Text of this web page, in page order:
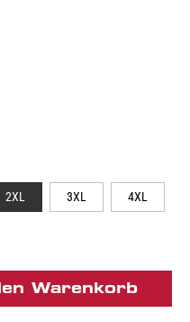
2XL 3XL 4XL
Warenkorb